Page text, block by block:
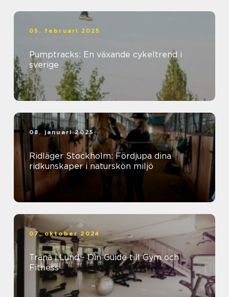
05. februari 2025
Pumptracks: En växande cykeltrend i
sverige
08. januari 2025
Ridläger Stockholm: Fördjupa dina
ridkunskaper i naturskön miljö
07. oktober 2024
Träna i Lund - Din Guide till Gym och
Fitness